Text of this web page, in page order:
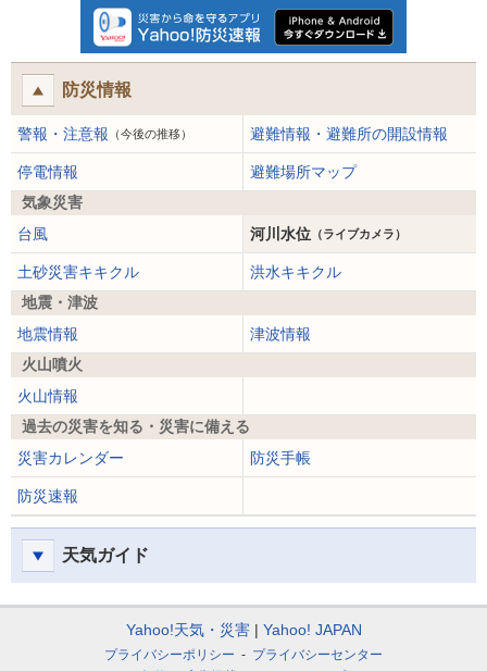
防災情報
警報・注意報 （今後の推移） 避難情報・避難所の開設情報
停電情報
避難場所マップ
気象災害
台風
河川水位 （ライブカメラ）
土砂災害キキクル
洪水キキクル
地震・津波
地震情報
津波情報
火山噴火
火山情報
過去の災害を知る・災害に備える
災害カレンダー
防災手帳
防災速報
天気ガイド
Yahoo!天気・災害 Yahoo! JAPAN
プライバシーポリシー
プライバシーセンター